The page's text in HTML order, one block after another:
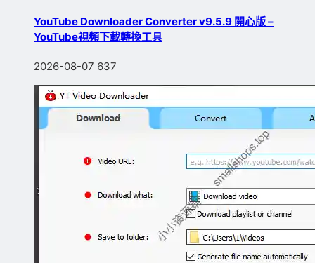
YouTube Downloader Converter v9.5.9 開心版 –
YouTube視頻下載轉換工具
2026-08-07 637